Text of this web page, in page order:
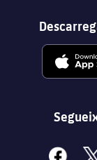
facebook
x